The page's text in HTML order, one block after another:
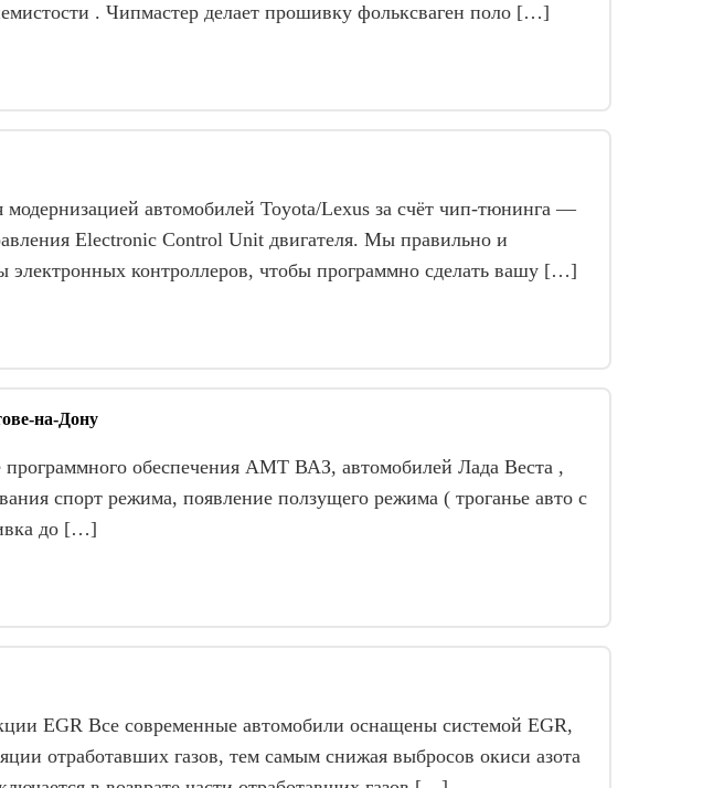
. Чипмастер делает прошивку фольксваген поло […]
автомобилей Toyota/Lexus за счёт чип-тюнинга —
Electronic Control Unit двигателя. Мы правильно и
электронных контроллеров, чтобы программно сделать вашу […]
на-Дону
обеспечения АМТ ВАЗ, автомобилей Лада Веста ,
спорт режима, появление ползущего режима ( троганье авто с
до […]
EGR Все современные автомобили оснащены системой EGR,
отработавших газов, тем самым снижая выбросов окиси азота